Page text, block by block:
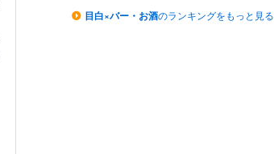
目白×バー・お酒のランキングをもっと見る